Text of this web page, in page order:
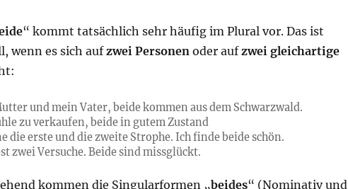
“ kommt tatsächlich sehr häufig im Plural vor. Das ist
wenn es sich aufzwei Personenoder aufzwei gleichartige
und mein Vater, beide kommen aus dem Schwarzwald.
zu verkaufen, beide in gutem Zustand
die erste und die zweite Strophe. Ich finde beide schön.
zwei Versuche. Beide sind missglückt.
kommen die Singularformen „beides“ (Nominativ und